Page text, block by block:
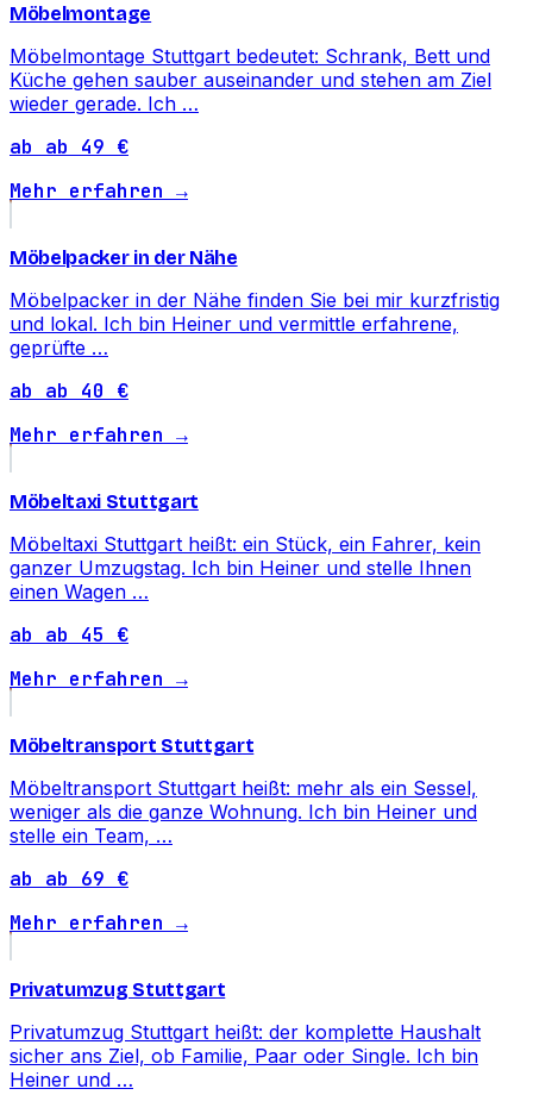
Möbelmontage
Möbelmontage Stuttgart bedeutet: Schrank, Bett und
Küche gehen sauber auseinander und stehen am Ziel
wieder gerade. Ich …
ab ab 49 €
Mehr erfahren →
Möbelpacker in der Nähe
Möbelpacker in der Nähe finden Sie bei mir kurzfristig
und lokal. Ich bin Heiner und vermittle erfahrene,
geprüfte …
ab ab 40 €
Mehr erfahren →
Möbeltaxi Stuttgart
Möbeltaxi Stuttgart heißt: ein Stück, ein Fahrer, kein
ganzer Umzugstag. Ich bin Heiner und stelle Ihnen
einen Wagen …
ab ab 45 €
Mehr erfahren →
Möbeltransport Stuttgart
Möbeltransport Stuttgart heißt: mehr als ein Sessel,
weniger als die ganze Wohnung. Ich bin Heiner und
stelle ein Team, …
ab ab 69 €
Mehr erfahren →
Privatumzug Stuttgart
Privatumzug Stuttgart heißt: der komplette Haushalt
sicher ans Ziel, ob Familie, Paar oder Single. Ich bin
Heiner und …